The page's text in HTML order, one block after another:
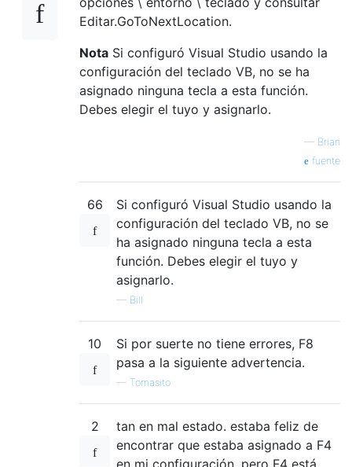
Editar.GoToNextLocation.
Nota Si configuró Visual Studio usando la
configuración del teclado VB, no se ha
asignado ninguna tecla a esta función.
Debes elegir el tuyo y asignarlo.
— Brian
fuente
66
Si configuró Visual Studio usando la
configuración del teclado VB, no se
ha asignado ninguna tecla a esta
función. Debes elegir el tuyo y
asignarlo.
— Bill
10
Si por suerte no tiene errores, F8
pasa a la siguiente advertencia.
— Tomasito
2
tan en mal estado. estaba feliz de
encontrar que estaba asignado a F4
en mi configuración. pero F4 está